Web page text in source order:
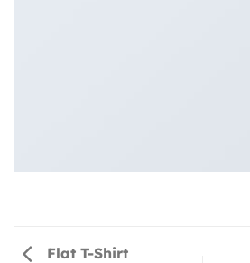
Flat T-Shirt